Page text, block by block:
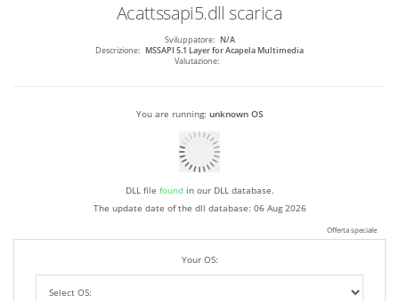
Acattssapi5.dll scarica
Sviluppatore: N/A
Descrizione: MSSAPI 5.1 Layer for Acapela Multimedia
Valutazione:
You are running: unknown OS
DLL file foundin our DLL database.
The update date of the dll database: 06 Aug 2026
Offerta speciale
Your OS: